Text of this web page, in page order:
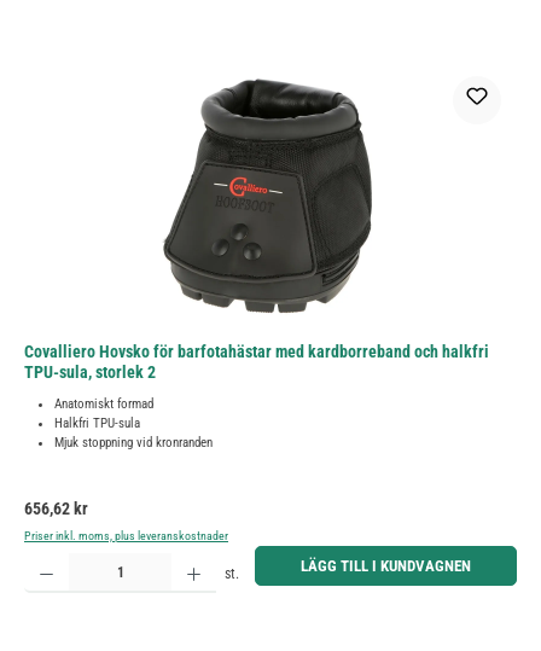
Covalliero Hovsko för barfotahästar med kardborreband och halkfri
TPU-sula, storlek 2
Anatomiskt formad
Halkfri TPU-sula
Mjuk stoppning vid kronranden
Ordinarie pris:
656,62 kr
Priser inkl. moms, plus leveranskostnader
Produktkvantitet: Ange önskat belopp eller använd knapparna för att öka eller minska kvantiteten.
st. LÄGG TILL I KUNDVAGNEN